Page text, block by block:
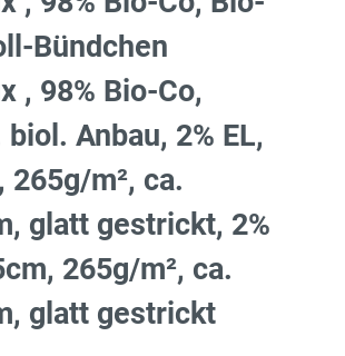
Bündchen
, 98% Bio-Co,
Anbau, 2% EL,
265g/m², ca.
glatt gestrickt, 2%
265g/m², ca.
glatt gestrickt